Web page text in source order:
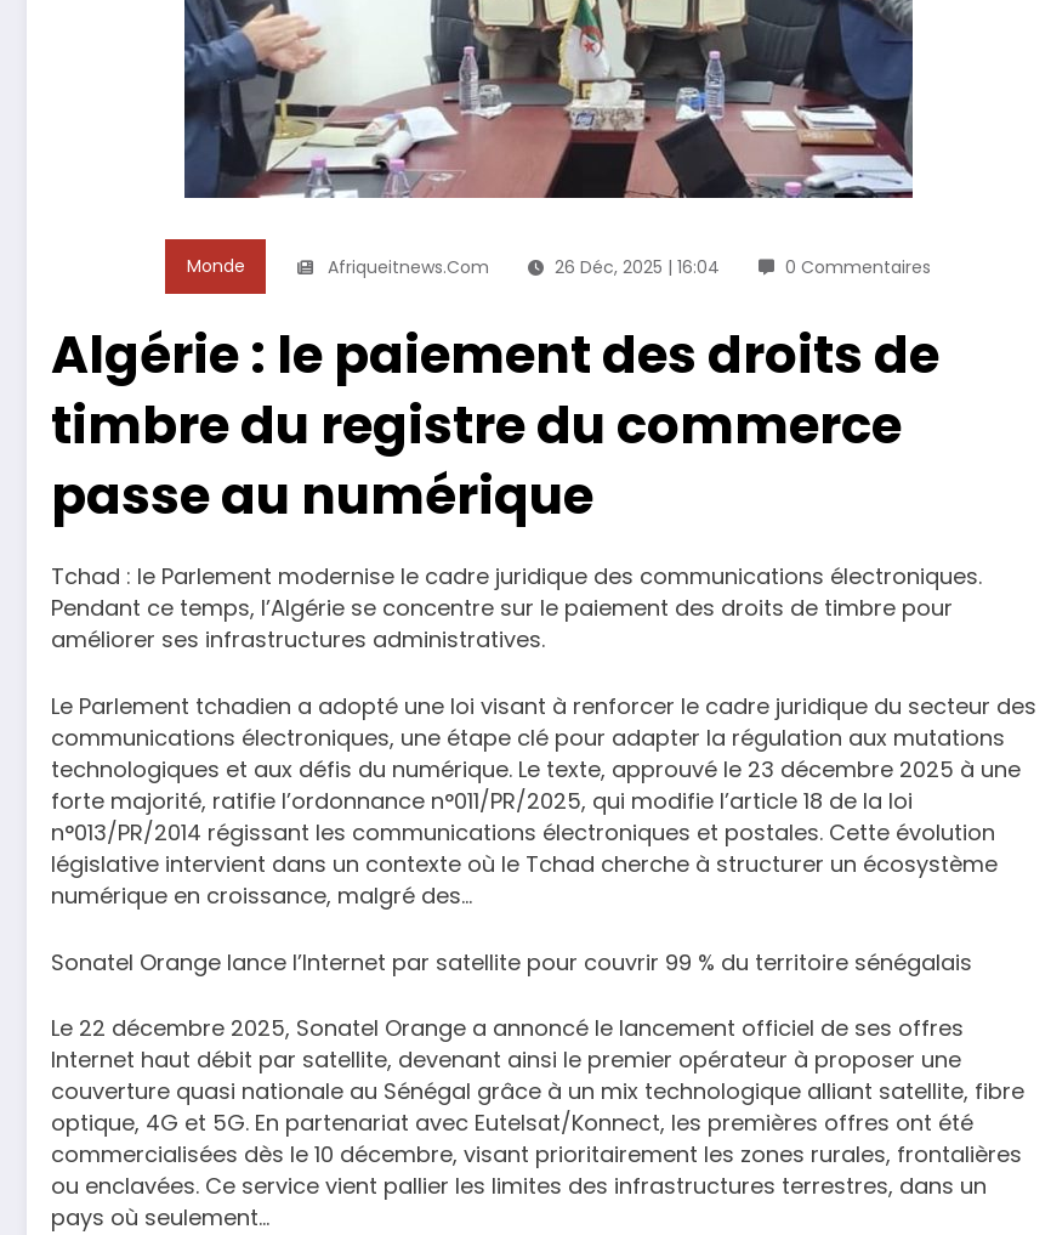
Monde Afriqueitnews.com 26 Déc, 2025 | 16:04 0 Commentaires
Algérie : le paiement des droits de
timbre du registre du commerce
passe au numérique
Tchad : le Parlement modernise le cadre juridique des communications électroniques.
Pendant ce temps, l’Algérie se concentre sur le paiement des droits de timbre pour
améliorer ses infrastructures administratives.
Le Parlement tchadien a adopté une loi visant à renforcer le cadre juridique du secteur des
communications électroniques, une étape clé pour adapter la régulation aux mutations
technologiques et aux défis du numérique. Le texte, approuvé le 23 décembre 2025 à une
forte majorité, ratifie l’ordonnance n°011/PR/2025, qui modifie l’article 18 de la loi
n°013/PR/2014 régissant les communications électroniques et postales. Cette évolution
législative intervient dans un contexte où le Tchad cherche à structurer un écosystème
numérique en croissance, malgré des…
Sonatel Orange lance l’Internet par satellite pour couvrir 99 % du territoire sénégalais
Le 22 décembre 2025, Sonatel Orange a annoncé le lancement officiel de ses offres
Internet haut débit par satellite, devenant ainsi le premier opérateur à proposer une
couverture quasi nationale au Sénégal grâce à un mix technologique alliant satellite, fibre
optique, 4G et 5G. En partenariat avec Eutelsat/Konnect, les premières offres ont été
commercialisées dès le 10 décembre, visant prioritairement les zones rurales, frontalières
ou enclavées. Ce service vient pallier les limites des infrastructures terrestres, dans un
pays où seulement…